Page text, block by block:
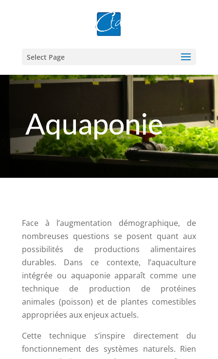
Select Page
Aquaponie
Face à l’augmentation démographique, de
nombreuses questions se posent quant aux
possibilités de productions alimentaires
durables. Dans ce contexte, l’aquaculture
intégrée ou aquaponie apparaît comme une
technique de production de protéines
animales (poisson) et de plantes comestibles
appropriées aux enjeux actuels.
Cette technique s’inspire directement du
fonctionnement des systèmes naturels. Rien